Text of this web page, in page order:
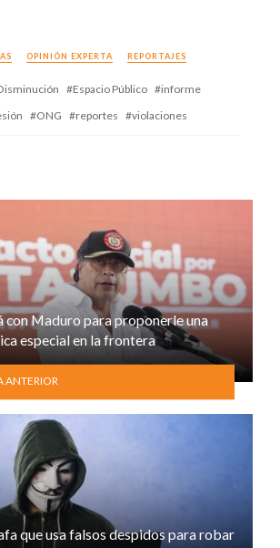
OPINIÓN EXPERTA REPORTAJES
Espacio Público
informe
ONG reportes violaciones
con Maduro para proponerle una
especial en la frontera
ANTERIOR
que usa falsos despidos para robar